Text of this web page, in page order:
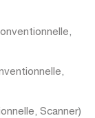
,
,
,Scanner)